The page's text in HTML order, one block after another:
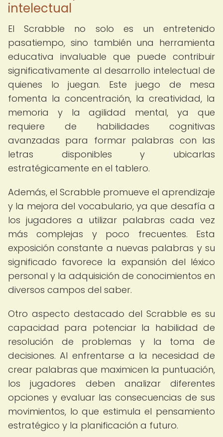
intelectual
El Scrabble no solo es un entretenido
pasatiempo, sino también una herramienta
educativa invaluable que puede contribuir
significativamente al desarrollo intelectual de
quienes lo juegan. Este juego de mesa
fomenta la concentración, la creatividad, la
memoria y la agilidad mental, ya que
requiere de habilidades cognitivas
avanzadas para formar palabras con las
letras disponibles y ubicarlas
estratégicamente en el tablero.
Además, el Scrabble promueve el aprendizaje
y la mejora del vocabulario, ya que desafía a
los jugadores a utilizar palabras cada vez
más complejas y poco frecuentes. Esta
exposición constante a nuevas palabras y su
significado favorece la expansión del léxico
personal y la adquisición de conocimientos en
diversos campos del saber.
Otro aspecto destacado del Scrabble es su
capacidad para potenciar la habilidad de
resolución de problemas y la toma de
decisiones. Al enfrentarse a la necesidad de
crear palabras que maximicen la puntuación,
los jugadores deben analizar diferentes
opciones y evaluar las consecuencias de sus
movimientos, lo que estimula el pensamiento
estratégico y la planificación a futuro.